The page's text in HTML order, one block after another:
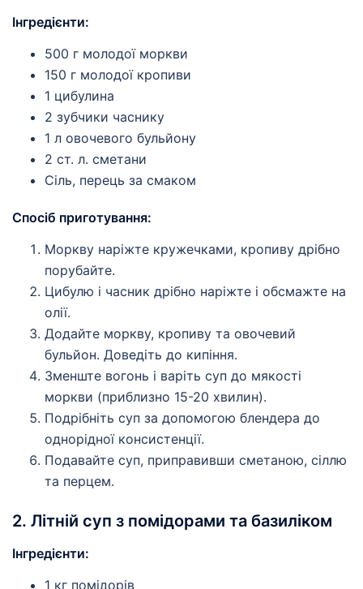
Інгредієнти:
500 г молодої моркви
150 г молодої кропиви
1 цибулина
2 зубчики часнику
1 л овочевого бульйону
2 ст. л. сметани
Сіль, перець за смаком
Спосіб приготування:
Моркву наріжте кружечками, кропиву дрібно
порубайте.
Цибулю і часник дрібно наріжте і обсмажте на
олії.
Додайте моркву, кропиву та овочевий
бульйон. Доведіть до кипіння.
Зменште вогонь і варіть суп до мякості
моркви (приблизно 15-20 хвилин).
Подрібніть суп за допомогою блендера до
однорідної консистенції.
Подавайте суп, приправивши сметаною, сіллю
та перцем.
2. Літній суп з помідорами та базиліком
Інгредієнти:
1 кг помідорів